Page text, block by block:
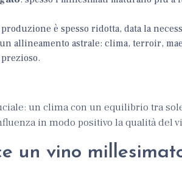
è spesso ridotta, data la
un allineamento astrale: clima, terroir,
un clima con un equilibrio tra
in modo positivo la qualità del
un vino